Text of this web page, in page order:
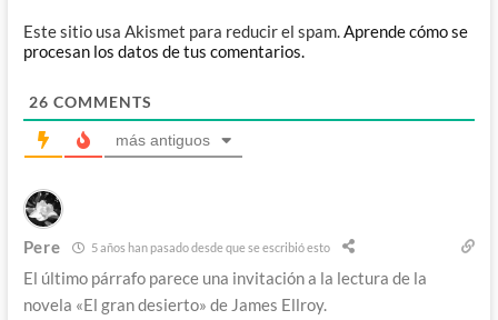
Este sitio usa Akismet para reducir el spam.Aprende cómo se
procesan los datos de tus comentarios.
26 COMMENTS
más antiguos
Pere 5 años han pasado desde que se escribió esto
El último párrafo parece una invitación a la lectura de la
novela «El gran desierto» de James Ellroy.